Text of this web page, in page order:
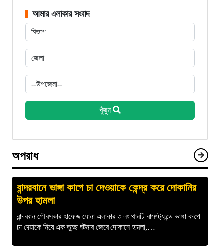
আমার এলাকার সংবাদ
খুঁজুন
অপরাধ
বান্দরবানে ভাঙ্গা কাপে চা দেওয়াকে কেন্দ্র করে দোকানির
উপর হামলা
বান্দরবান পৌরসভার হাফেজ ঘোনা এলাকার ৩ নং থানচি বাসস্ট্যান্ডে ভাঙ্গা কাপে
চা দেয়াকে নিয়ে এক তুচ্ছ ঘটনার জেরে দোকানে হামলা,…